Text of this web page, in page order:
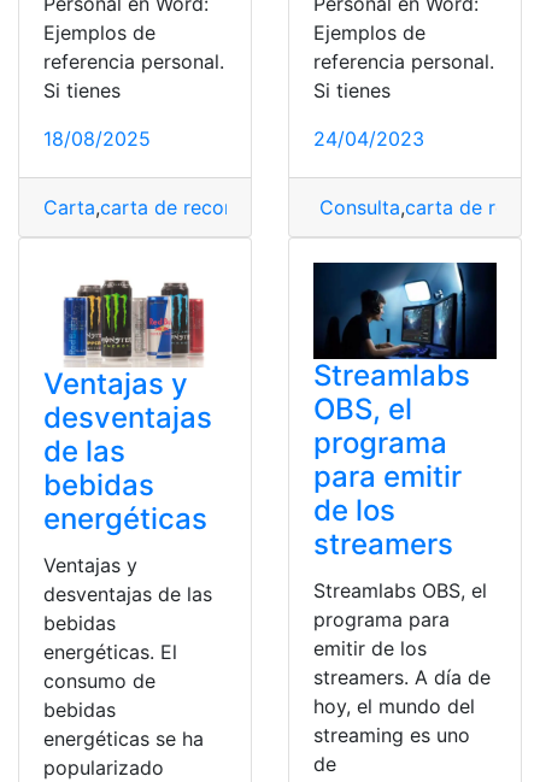
Ejemplos de
referencia personal.
Si tienes
18/08/2025
Carta,carta de recomendación,Carta de
Ejemplos de
referencia personal.
Si tienes
24/04/2023
Consulta,carta de
Ventajas y
desventajas
de las
bebidas
energéticas
Ventajas y
desventajas de las
bebidas
energéticas. El
consumo de
bebidas
energéticas se ha
popularizado
Streamlabs
OBS, el
programa
para emitir
de los
streamers
Streamlabs OBS, el
programa para
emitir de los
streamers. A día de
hoy, el mundo del
streaming es uno
de